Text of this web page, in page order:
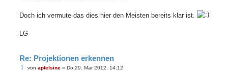
Doch ich vermute das dies hier den Meisten bereits klar ist.
LG
Re: Projektionen erkennen
Bvon apfelsine» Do 29. Mär 2012, 14:12